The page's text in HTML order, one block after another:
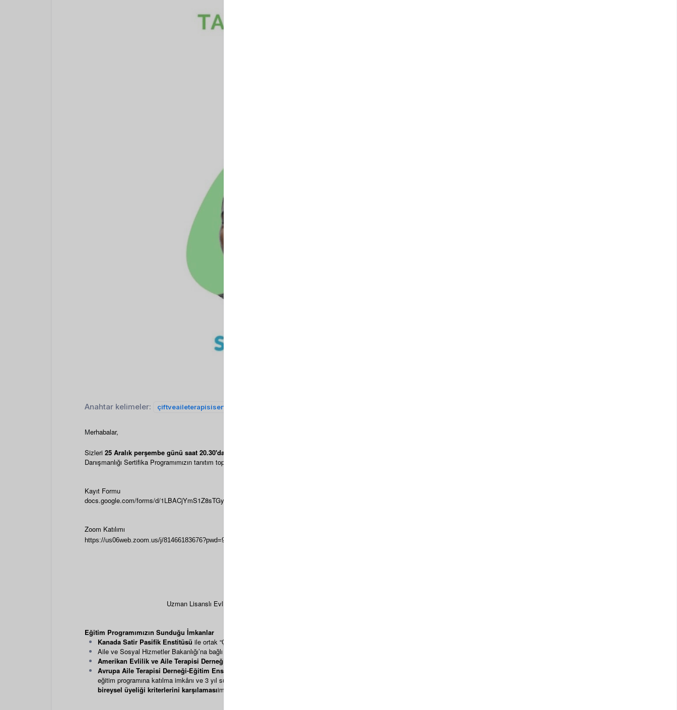
Anahtar kelimeler: çiftveaileterapisisertifikaprogramı
Merhabalar,
Sizleri 25 Aralık perşembe günü saat 20.30'da
Danışmanlığı Sertifika Programımızın tanıtım toplantısına davet etmek isteriz.
Kayıt Formu
docs.google.com/forms/d/1LBACjYmS1Z8sTGyixj0vkzAixdGJvI2nHCLAypdrurk/edit
Zoom Katılımı
https://us06web.zoom.us/j/81466183676?pwd=96M4Xab2BXuf3ub1KOYvubkWhTWngV.1
Uzman Lisanslı Evlilik-Aile Terapisti ve Amerikan Aile ve Evlilik Terapileri Derneği (AAMFT) Onaylı Süpervizör
Eğitim Programımızın Sunduğu İmkanlar
Kanada Satir Pasifik Enstitüsü ile ortak “Çift ve Aile Terapisi” Sertifikası alma imkanı,
Aile ve Sosyal Hizmetler Bakanlığı’na bağlı
Amerikan Evlilik ve Aile Terapisi Derneği
Avrupa Aile Terapisi Derneği-Eğitim Enstitüleri Birimi
eğitim programına katılma imkânı ve 3 yıl sürecek olan eğitim programımızın ardından 4. yıl da süpervizyon ve eğitime devam eden katılımcılarımızın
bireysel üyeliği kriterlerini karşılamasıimkânı.